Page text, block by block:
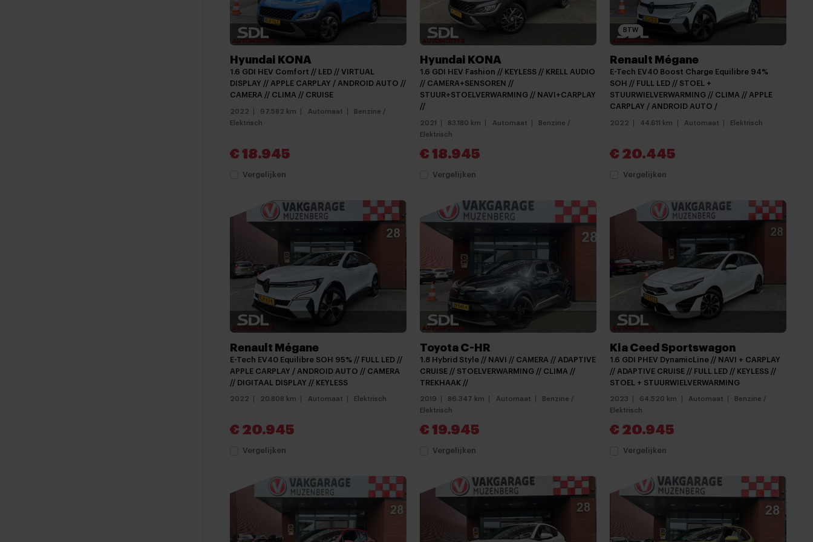
Hyundai KONA
1.6 GDI HEV Comfort // LED // VIRTUAL
DISPLAY // APPLE CARPLAY / ANDROID AUTO //
CAMERA // CLIMA // CRUISE
2022 97.582 km Automaat
Benzine /
Elektrisch
€ 18.945
Vergelijken
Hyundai KONA
1.6 GDI HEV Fashion // KEYLESS // KRELL AUDIO
// CAMERA+SENSOREN //
STUUR+STOELVERWARMING // NAVI+CARPLAY
//
2021 83.180 km Automaat
Benzine /
Elektrisch
€ 18.945
Vergelijken
BTW
Renault Mégane
E-Tech EV40 Boost Charge Equilibre 94%
SOH // FULL LED // STOEL +
STUURWIELVERWARMING // CLIMA // APPLE
CARPLAY / ANDROID AUTO /
2022 44.611 km Automaat Elektrisch
€ 20.445
Vergelijken
Renault Mégane
E-Tech EV40 Equilibre SOH 95% // FULL LED //
APPLE CARPLAY / ANDROID AUTO // CAMERA
// DIGITAAL DISPLAY // KEYLESS
2022 20.808 km Automaat Elektrisch
€ 20.945
Vergelijken
Toyota C-HR
1.8 Hybrid Style // NAVI // CAMERA // ADAPTIVE
CRUISE // STOELVERWARMING // CLIMA //
TREKHAAK //
2019 86.347 km Automaat
Benzine /
Elektrisch
€ 19.945
Vergelijken
Kia Ceed Sportswagon
1.6 GDI PHEV DynamicLine // NAVI + CARPLAY
// ADAPTIVE CRUISE // FULL LED // KEYLESS //
STOEL + STUURWIELVERWARMING
2023 64.520 km Automaat
Benzine /
Elektrisch
€ 20.945
Vergelijken